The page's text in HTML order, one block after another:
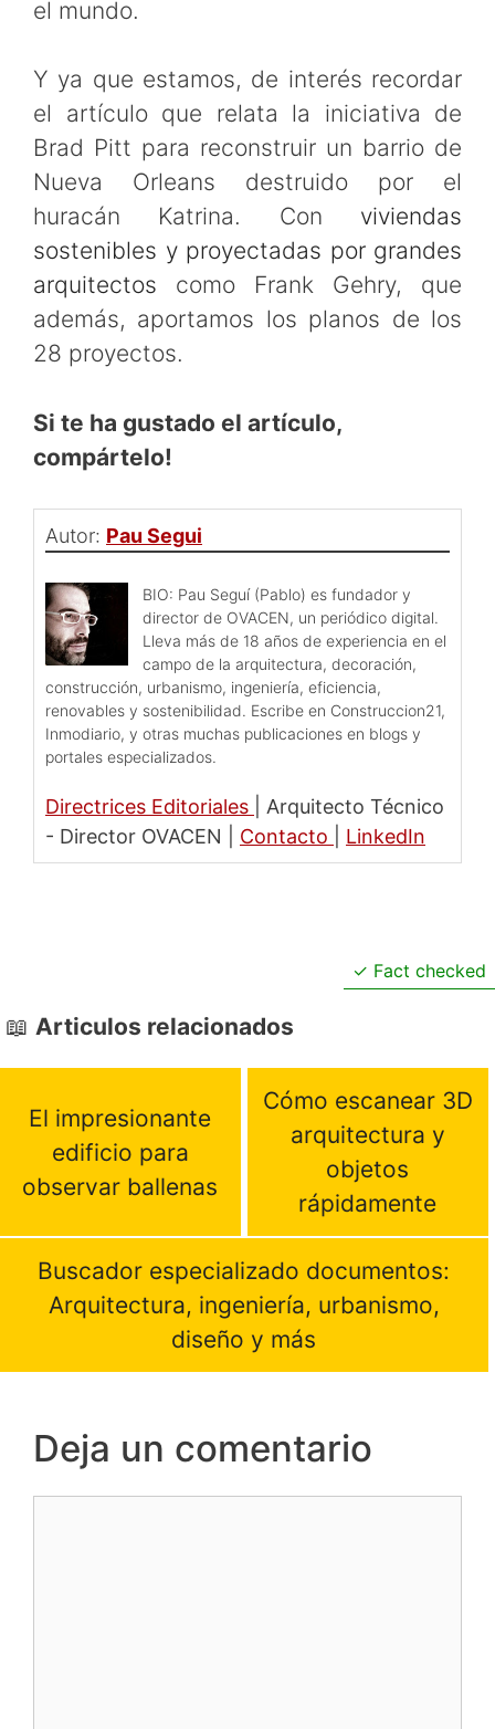
el mundo.
Y ya que estamos, de interés recordar
el artículo que relata la iniciativa de
Brad Pitt para reconstruir un barrio de
Nueva Orleans destruido por el
huracán Katrina. Con viviendas
sostenibles y proyectadas por grandes
arquitectos como Frank Gehry, que
además, aportamos los planos de los
28 proyectos.
Si te ha gustado el artículo,
compártelo!
Autor: Pau Segui
BIO: Pau Seguí (Pablo) es fundador y
director de OVACEN, un periódico digital.
Lleva más de 18 años de experiencia en el
campo de la arquitectura, decoración,
construcción, urbanismo, ingeniería, eficiencia,
renovables y sostenibilidad. Escribe en Construccion21,
Inmodiario, y otras muchas publicaciones en blogs y
portales especializados.
Directrices Editoriales
Arquitecto Técnico
- Director OVACEN
Contacto LinkedIn
Fact checked
Articulos relacionados
El impresionante
edificio para
observar ballenas
Cómo escanear 3D
arquitectura y
objetos
rápidamente
Buscador especializado documentos:
Arquitectura, ingeniería, urbanismo,
diseño y más
Deja un comentario